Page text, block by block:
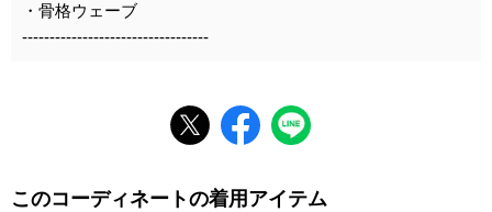
・骨格ウェーブ
----------------------------------
このコーディネートの着用アイテム